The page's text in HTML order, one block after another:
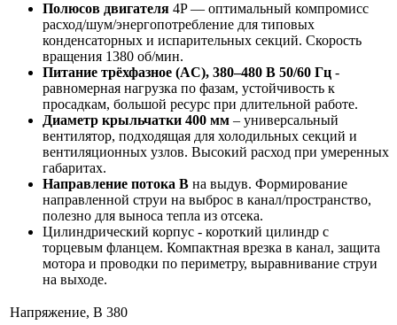
Полюсов двигателя 4P — оптимальный компромисс
расход/шум/энергопотребление для типовых
конденсаторных и испарительных секций. Скорость
вращения 1380 об/мин.
Питание трёхфазное (AC), 380–480 В 50/60 Гц -
равномерная нагрузка по фазам, устойчивость к
просадкам, большой ресурс при длительной работе.
Диаметр крыльчатки 400 мм – универсальный
вентилятор, подходящая для холодильных секций и
вентиляционных узлов. Высокий расход при умеренных
габаритах.
Направление потока B на выдув. Формирование
направленной струи на выброс в канал/пространство,
полезно для выноса тепла из отсека.
Цилиндрический корпус - короткий цилиндр с
торцевым фланцем. Компактная врезка в канал, защита
мотора и проводки по периметру, выравнивание струи
на выходе.
Напряжение, В 380